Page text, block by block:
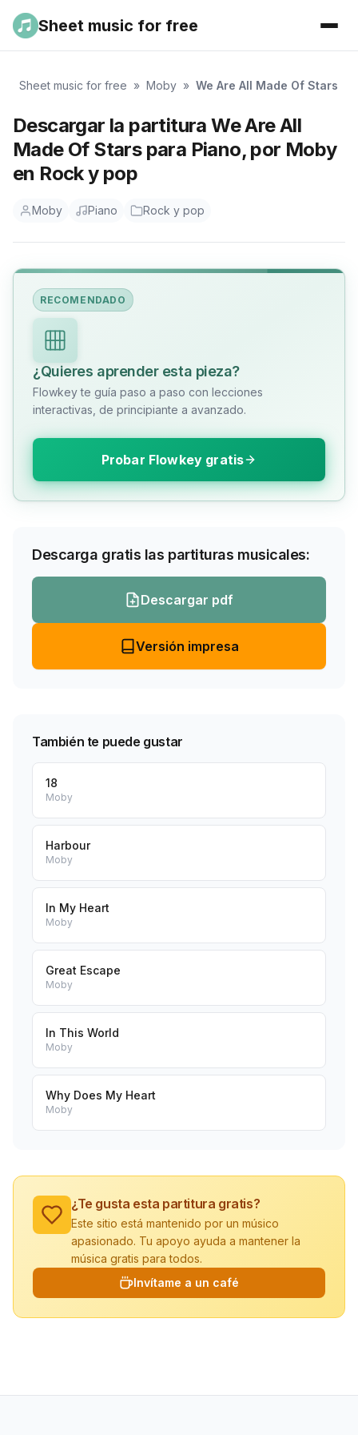
Sheet music for free
Sheet music for free » Moby » We Are All Made Of Stars
Descargar la partitura We Are All
Made Of Stars para Piano, por Moby
en Rock y pop
Moby Piano Rock y pop
RECOMENDADO
¿Quieres aprender esta pieza?
Flowkey te guía paso a paso con lecciones
interactivas, de principiante a avanzado.
Probar Flowkey gratis
Descarga gratis las partituras musicales:
Descargar pdf
Versión impresa
También te puede gustar
18
Moby
Harbour
Moby
In My Heart
Moby
Great Escape
Moby
In This World
Moby
Why Does My Heart
Moby
¿Te gusta esta partitura gratis?
Este sitio está mantenido por un músico
apasionado. Tu apoyo ayuda a mantener la
música gratis para todos.
Invítame a un café